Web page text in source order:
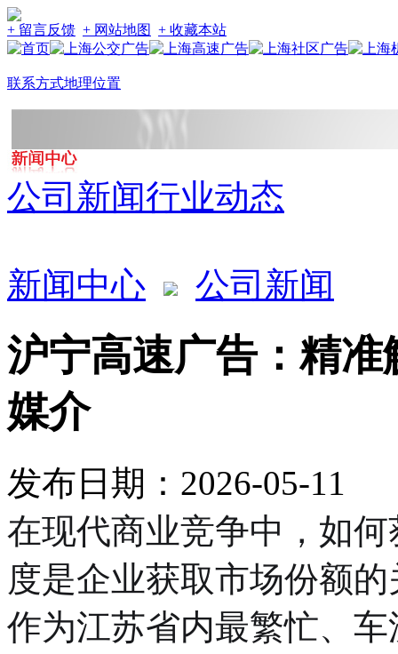
+ 留言反馈 + 网站地图 + 收藏本站
联系方式地理位置
公司新闻行业动态
新闻中心 公司新闻
沪宁高速广告：精
媒介
发布日期：2026-05-11
在现代商业竞争中，如
度是企业获取市场份额
作为江苏省内最繁忙、